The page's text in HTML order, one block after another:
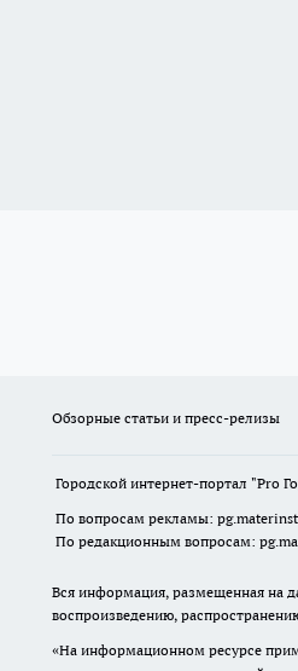
Обзорные статьи и пресс-релизы
Городской интернет-портал "Pro
По вопросам рекламы:
По редакционным вопросам:
Вся информация, размещенная на
воспроизведению,
«На информационном ресурсе